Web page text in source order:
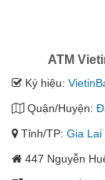
ATM
Ký hiệu:
Quận/Huyện:
Tỉnh/TP: Gia Lai
447 Nguyễn